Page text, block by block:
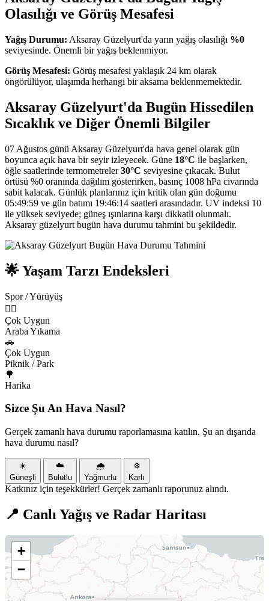
Olasılığı ve Görüş Mesafesi
Yağış Durumu: Aksaray Güzelyurt'da yarın yağış olasılığı %0
seviyesinde. Önemli bir yağış beklenmiyor.
Görüş Mesafesi: Görüş mesafesi yaklaşık 24 km olarak
öngörülüyor, ulaşımda herhangi bir aksama beklenmemektedir.
Aksaray Güzelyurt'da Bugün Hissedilen
Sıcaklık ve Diğer Önemli Bilgiler
07 Ağustos günü Aksaray Güzelyurt'da hava genel olarak gün
boyunca açık hava bir seyir izleyecek. Güne 18°C ile başlarken,
öğle saatlerinde termometreler30°C seviyesine çıkacak. Bulut
örtüsü %0 oranında dağılım gösterirken, basınç 1008 hPa civarında
sabit kalacak. Günlük planlarınız için kritik olan gün doğumu
05:49:59 ve gün batımı 19:46:14 saatleri arasındadır. UV indeksi 10
ile yüksek seviyede; güneş ışınlarına karşı dikkatli olunmalı.
Aksaray güzelyurt bugün hava durumu tahmini bu şekildedir.
🌟 Yaşam Tarzı Endeksleri
Spor / Yürüyüş
🏃‍♂️
Çok Uygun
Araba Yıkama
🚗
Çok Uygun
Piknik / Park
🌳
Harika
Sizce Şu An Hava Nasıl?
Gerçek zamanlı hava durumu raporlamasına katılın. Şu an dışarıda
hava durumu nasıl?
☀️
Güneşli
☁️
Bulutlu
🌧️
Yağmurlu
❄️
Karlı
Katkınız için teşekkürler! Gerçek zamanlı raporunuz alındı.
📍 Canlı Yağış ve Radar Haritası
+
−